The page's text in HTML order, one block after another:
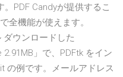
PDF Candyが提供するこ
全機能が使えます。
ダウンロードした
2.91MB」で、PDFtk をイン
の例です。メールアドレス